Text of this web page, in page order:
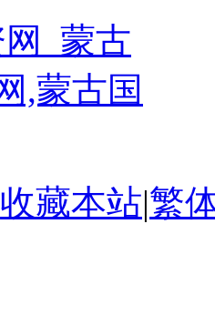
收藏本站|繁